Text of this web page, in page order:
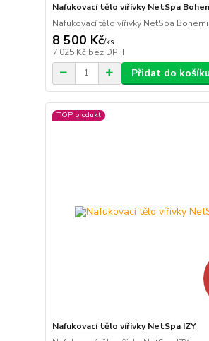
Nafukovací tělo vířivky NetSpa
Nafukovací tělo vířivky NetSpa
8 500 Kč/ks
7 025 Kč bez DPH
Přidat do košíku
TOP produkt
Nafukovací tělo vířivky NetSpa IZY